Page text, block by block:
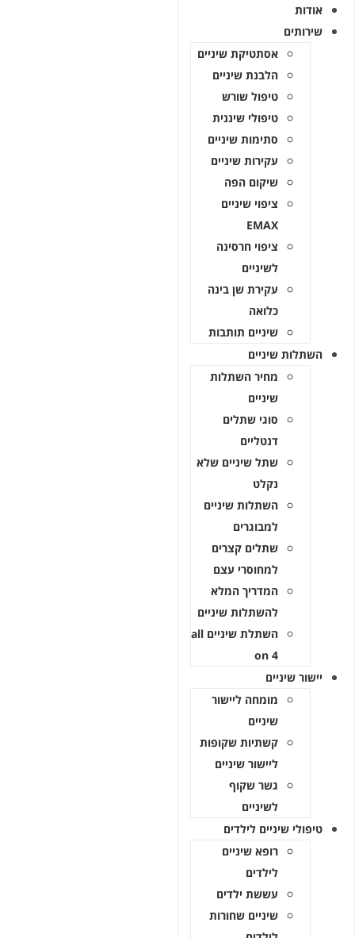
אודות
שירותים
אסתטיקת שיניים
הלבנת שיניים
טיפול שורש
טיפולי שיננית
סתימות שיניים
עקירות שיניים
שיקום הפה
ציפוי שיניים
EMAX
ציפוי חרסינה
לשיניים
עקירת שן בינה
כלואה
שיניים תותבות
השתלות שיניים
מחיר השתלות
שיניים
סוגי שתלים
דנטליים
שתל שיניים שלא
נקלט
השתלות שיניים
למבוגרים
שתלים קצרים
למחוסרי עצם
המדריך המלא
להשתלות שיניים
השתלת שיניים all
on 4
יישור שיניים
מומחה ליישור
שיניים
קשתיות שקופות
ליישור שיניים
גשר שקוף
לשיניים
טיפולי שיניים לילדים
רופא שיניים
לילדים
עששת ילדים
שיניים שחורות